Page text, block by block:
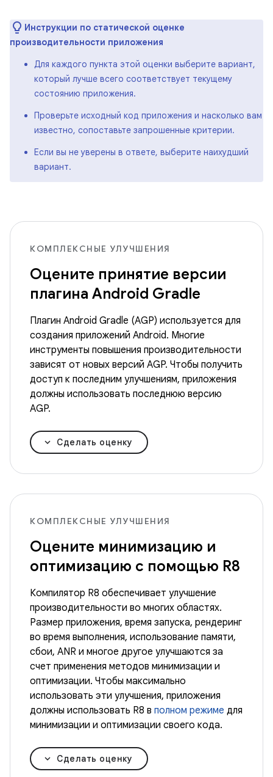
Инструкции по статической оценке
производительности приложения
Для каждого пункта этой оценки выберите вариант,
который лучше всего соответствует текущему
состоянию приложения.
Проверьте исходный код приложения и насколько вам
известно, сопоставьте запрошенные критерии.
Если вы не уверены в ответе, выберите наихудший
вариант.
КОМПЛЕКСНЫЕ УЛУЧШЕНИЯ
Оцените принятие версии
плагина Android Gradle
Плагин Android Gradle (AGP) используется для
создания приложений Android. Многие
инструменты повышения производительности
зависят от новых версий AGP. Чтобы получить
доступ к последним улучшениям, приложения
должны использовать последнюю версию
AGP.
Сделать оценку
КОМПЛЕКСНЫЕ УЛУЧШЕНИЯ
Оцените минимизацию и
оптимизацию с помощью R8
Компилятор R8 обеспечивает улучшение
производительности во многих областях.
Размер приложения, время запуска, рендеринг
во время выполнения, использование памяти,
сбои, ANR и многое другое улучшаются за
счет применения методов минимизации и
оптимизации. Чтобы максимально
использовать эти улучшения, приложения
должны использовать R8 в полном режиме для
минимизации и оптимизации своего кода.
Сделать оценку